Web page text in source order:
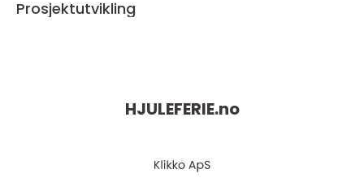
Prosjektutvikling
HJULEFERIE.no